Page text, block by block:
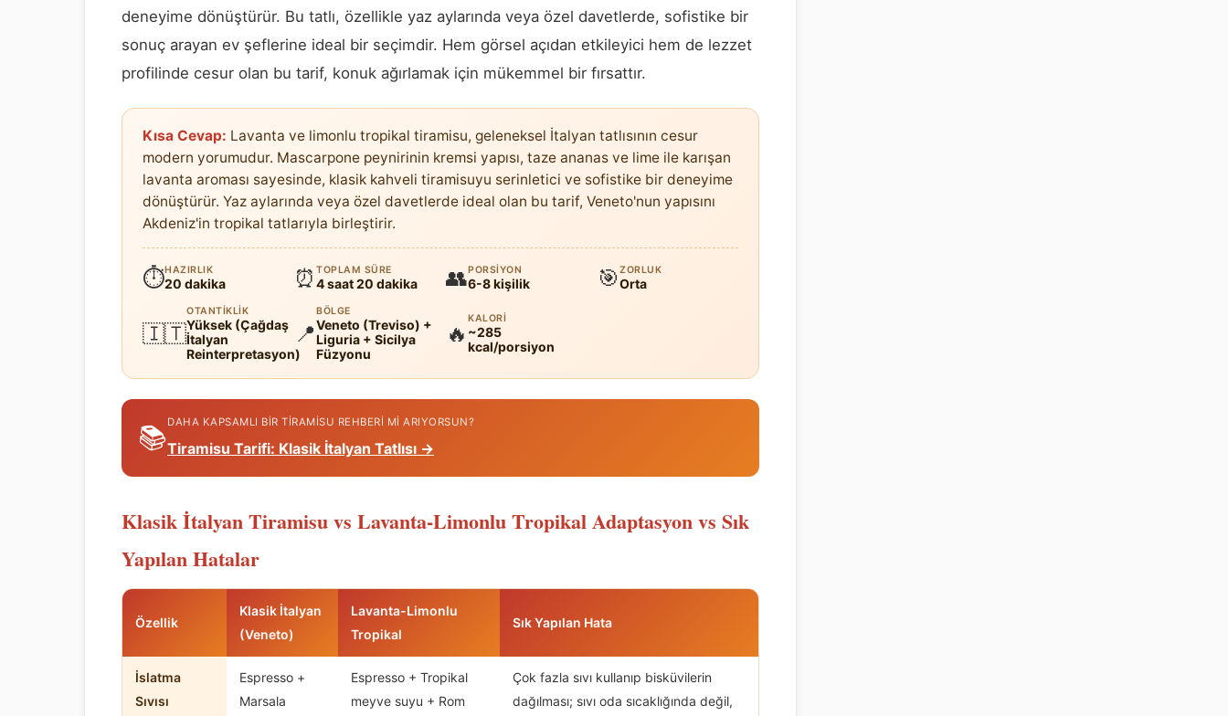
deneyime dönüştürür. Bu tatlı, özellikle yaz aylarında veya özel davetlerde, sofistike bir
sonuç arayan ev şeflerine ideal bir seçimdir. Hem görsel açıdan etkileyici hem de lezzet
profilinde cesur olan bu tarif, konuk ağırlamak için mükemmel bir fırsattır.
Kısa Cevap: Lavanta ve limonlu tropikal tiramisu, geleneksel İtalyan tatlısının cesur
modern yorumudur. Mascarpone peynirinin kremsi yapısı, taze ananas ve lime ile karışan
lavanta aroması sayesinde, klasik kahveli tiramisuyu serinletici ve sofistike bir deneyime
dönüştürür. Yaz aylarında veya özel davetlerde ideal olan bu tarif, Veneto'nun yapısını
Akdeniz'in tropikal tatlarıyla birleştirir.
⏱HAZIRLIK
20 dakika ⏰ TOPLAM SÜRE
4 saat 20 dakika 👥PORSIYON
6-8 kişilik 🎯 ZORLUK
Orta
🇮🇹
OTANTIKLIK
Yüksek (Çağdaş
İtalyan
Reinterpretasyon)
📍
BÖLGE
Veneto (Treviso) +
Liguria + Sicilya
Füzyonu
🔥
KALORI
~285
kcal/porsiyon
📚DAHA KAPSAMLI BIR TIRAMISU REHBERI MI ARIYORSUN?
Tiramisu Tarifi: Klasik İtalyan Tatlısı →
Klasik İtalyan Tiramisu vs Lavanta-Limonlu Tropikal Adaptasyon vs Sık
Yapılan Hatalar
Özellik
Klasik İtalyan
(Veneto)
Lavanta-Limonlu
Tropikal
Sık Yapılan Hata
İslatma
Sıvısı
Espresso +
Marsala
Espresso + Tropikal
meyve suyu + Rom
Çok fazla sıvı kullanıp bisküvilerin
dağılması; sıvı oda sıcaklığında değil,